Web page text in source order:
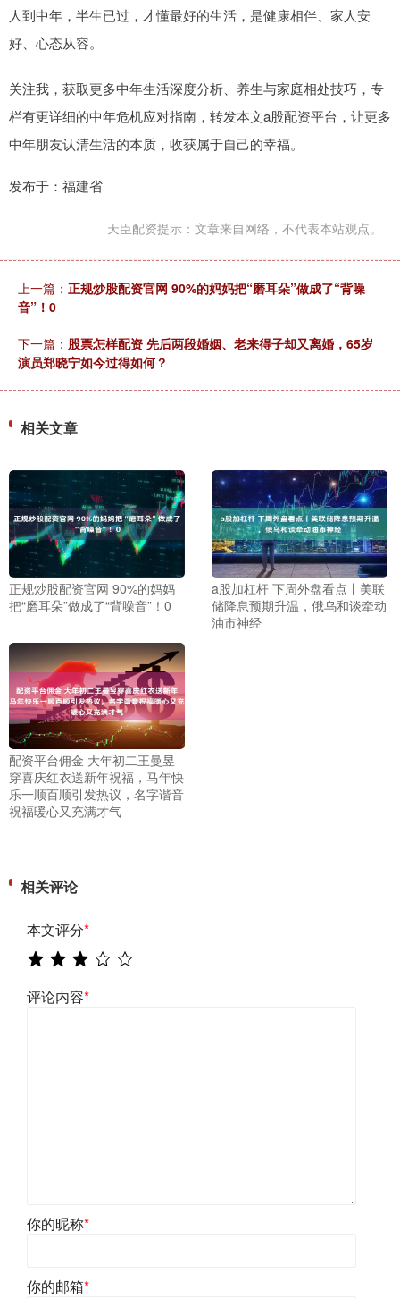
人到中年，半生已过，才懂最好的生活，是健康相伴、家人安
好、心态从容。
关注我，获取更多中年生活深度分析、养生与家庭相处技巧，专
栏有更详细的中年危机应对指南，转发本文a股配资平台，让更多
中年朋友认清生活的本质，收获属于自己的幸福。
发布于：福建省
天臣配资提示：文章来自网络，不代表本站观点。
上一篇： 正规炒股配资官网 90%的妈妈把“磨耳朵”做成了“背噪
音”！0
下一篇： 股票怎样配资 先后两段婚姻、老来得子却又离婚，65岁
演员郑晓宁如今过得如何？
相关文章
正规炒股配资官网 90%的妈妈
把“磨耳朵”做成了“背噪音”！0
a股加杠杆 下周外盘看点丨美联
储降息预期升温，俄乌和谈牵动
油市神经
配资平台佣金 大年初二王曼昱
穿喜庆红衣送新年祝福，马年快
乐一顺百顺引发热议，名字谐音
祝福暖心又充满才气
相关评论
本文评分*
评论内容*
你的昵称*
你的邮箱*